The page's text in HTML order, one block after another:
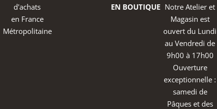
d'achats
en France
Métropolitaine
EN BOUTIQUE Notre Atelier et
Magasin est
ouvert du Lundi
au Vendredi de
9h00 à 17h00
Ouverture
exceptionnelle :
samedi de
Pâques et des